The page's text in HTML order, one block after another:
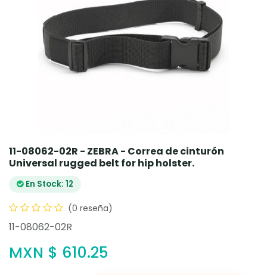
11-08062-02R - ZEBRA - Correa de cinturón
Universal rugged belt for hip holster.
En Stock: 12
(0 reseña)
11-08062-02R
MXN $ 610.25